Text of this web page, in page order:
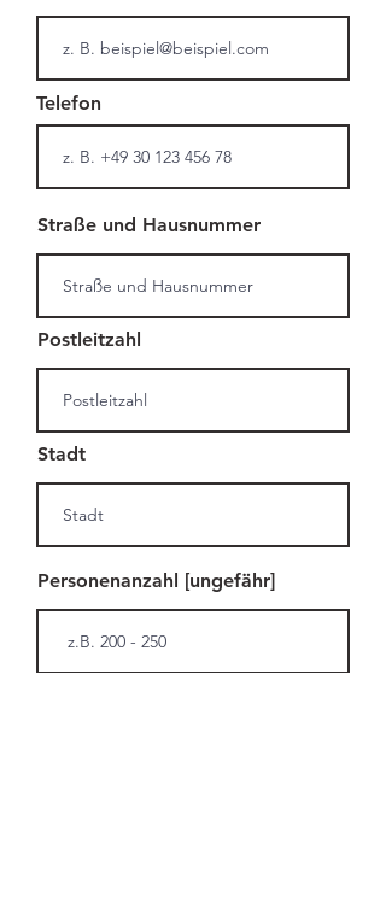
Telefon
Straße und Hausnummer
Postleitzahl
Stadt
Personenanzahl [ungefähr]